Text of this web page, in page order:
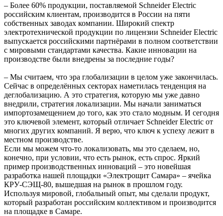
– Более 60% продукции, поставляемой Schneider Electric
российским клиентам, производится в России на пяти
собственных заводах компании. Широкий спектр
электротехнической продукции по лицензии Schneider Electric
выпускается российскими партнёрами в полном соответствии
с мировыми стандартами качества. Какие инновации на
производстве были внедрены за последние годы?
– Мы считаем, что эра глобализации в целом уже закончилась.
Сейчас в определённых секторах наметилась тенденция на
деглобализацию. А это стратегия, которую мы уже давно
внедрили, стратегия локализации. Мы начали заниматься
импортозамещением до того, как это стало модным. И сегодня
это ключевой элемент, который отличает Schneider Electric от
многих других компаний. Я верю, что ключ к успеху лежит в
местном производстве.
Если мы можем что-то локализовать, мы это сделаем, но,
конечно, при условии, что есть рынок, есть спрос. Яркий
пример производственных инноваций – это новейшая
разработка нашей площадки «Электрощит Самара» – ячейка
КРУ-СЭЩ-80, вышедшая на рынок в прошлом году.
Используя мировой, глобальный опыт, мы сделали продукт,
который разработан российским коллективом и производится
на площадке в Самаре.